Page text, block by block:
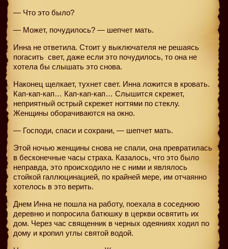
— Что это было?
— Может, почудилось? — шепчет мать.
Инна не ответила. Стоит у выключателя не решаясь
погасить свет, даже если это почудилось, то она не
хотела бы слышать это снова.
Наконец щелкает, тухнет свет. Инна ложится в кровать.
Кап-кап-кап… Кап-кап-кап… Слышится скрежет,
неприятный острый скрежет ногтями по стеклу.
Женщины оборачиваются на окно.
— Господи, спаси и сохрани, — шепчет мать.
Этой ночью женщины снова не спали, она превратилась
в бесконечные часы страха. Казалось, что это было
неправда, это происходило не с ними и являлось
стойкой галлюцинацией, по крайней мере, им отчаянно
хотелось в это верить.
Днем Инна не пошла на работу, поехала в соседнюю
деревню и попросила батюшку в церкви освятить их
дом. Через час священник в черных одеяниях ходил по
дому и кропил углы святой водой.